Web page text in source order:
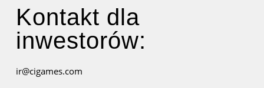
Kontakt dla
inwestorów:
ir@cigames.com